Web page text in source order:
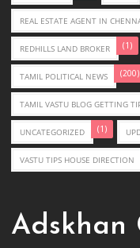
REAL ESTATE AGENT IN
REDHILLS LAND BROKER (1)
TAMIL POLITICAL NEWS (200)
TAMIL VASTU BLOG GETTING
UNCATEGORIZED (1)
VASTU TIPS HOUSE DIRECTION
Adskhan